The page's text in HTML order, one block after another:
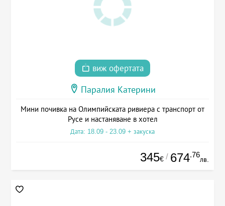
виж офертата
Паралия Катерини
Мини почивка на Олимпийската ривиера с транспорт от
Русе и настаняване в хотел
Дата: 18.09 - 23.09 + закуска
345€ / 674.76
лв.